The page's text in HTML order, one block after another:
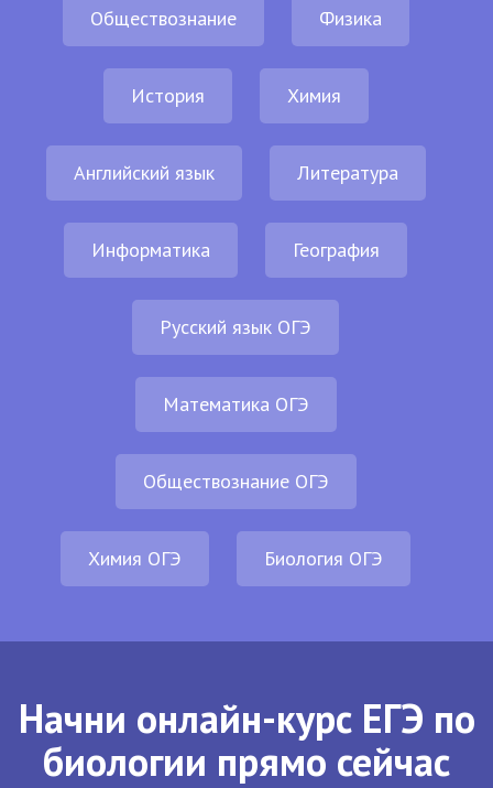
Обществознание Физика
История Химия
Английский язык Литература
Информатика География
Русский язык ОГЭ
Математика ОГЭ
Обществознание ОГЭ
Химия ОГЭ Биология ОГЭ
Начни онлайн-курс ЕГЭ по
биологии прямо сейчас